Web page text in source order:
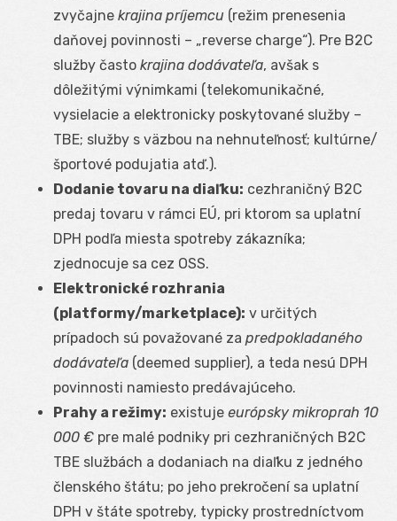
zvyčajne krajina príjemcu (režim prenesenia
daňovej povinnosti – „reverse charge“). Pre B2C
služby často krajina dodávateľa, avšak s
dôležitými výnimkami (telekomunikačné,
vysielacie a elektronicky poskytované služby –
TBE; služby s väzbou na nehnuteľnosť; kultúrne/
športové podujatia atď.).
Dodanie tovaru na diaľku: cezhraničný B2C
predaj tovaru v rámci EÚ, pri ktorom sa uplatní
DPH podľa miesta spotreby zákazníka;
zjednocuje sa cez OSS.
Elektronické rozhrania
(platformy/marketplace): v určitých
prípadoch sú považované za predpokladaného
dodávateľa (deemed supplier), a teda nesú DPH
povinnosti namiesto predávajúceho.
Prahy a režimy: existuje európsky mikroprah 10
000 € pre malé podniky pri cezhraničných B2C
TBE službách a dodaniach na diaľku z jedného
členského štátu; po jeho prekročení sa uplatní
DPH v štáte spotreby, typicky prostredníctvom